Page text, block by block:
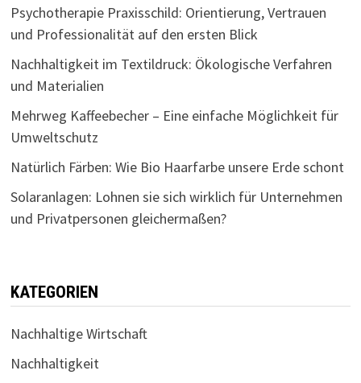
Psychotherapie Praxisschild: Orientierung, Vertrauen
und Professionalität auf den ersten Blick
Nachhaltigkeit im Textildruck: Ökologische Verfahren
und Materialien
Mehrweg Kaffeebecher – Eine einfache Möglichkeit für
Umweltschutz
Natürlich Färben: Wie Bio Haarfarbe unsere Erde schont
Solaranlagen: Lohnen sie sich wirklich für Unternehmen
und Privatpersonen gleichermaßen?
KATEGORIEN
Nachhaltige Wirtschaft
Nachhaltigkeit